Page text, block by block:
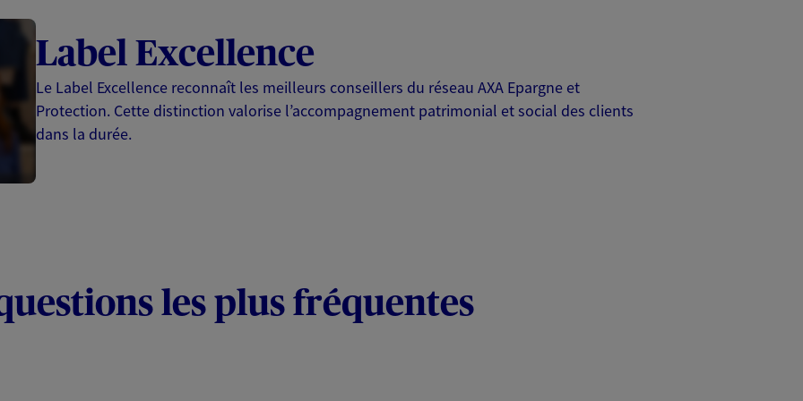
Label Excellence
Le Label Excellence reconnaît les meilleurs conseillers du réseau AXA Epargne et
Protection. Cette distinction valorise l’accompagnement patrimonial et social des clients
dans la durée.
les plus fréquentes